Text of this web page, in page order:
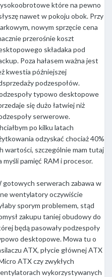
które na pewno
nawet w pokoju obok. Przy
nowym sprzęcie cena
przerośnie koszt
składaka pod
Poza hałasem ważna jest
kwestia późniejszej
podzespołów.
typowo desktopowe
się dużo łatwiej niż
serwerowe.
po kilku latach
odzyskać chociaż 40%
wartości, szczególnie mam tutaj
myśli pamięć RAM i procesor.
gotowych serwerach zabawa w
wentylatory oczywiście
sporym problemem, stąd
zakupu taniej obudowy do
będą pasowały podzespoły
desktopowe. Mowa tu o
ATX, płycie głównej ATX
ATX czy zwykłych
wykorzystywanych